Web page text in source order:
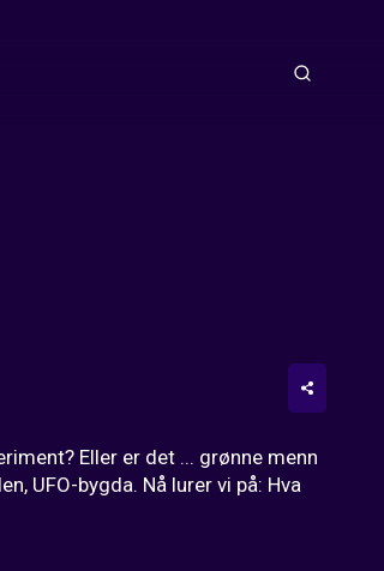
Eller er det ... grønne menn
UFO-bygda. Nå lurer vi på: Hva